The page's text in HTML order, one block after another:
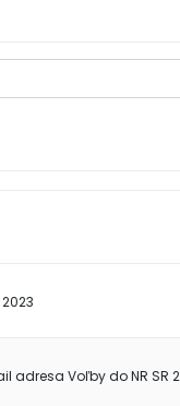
adresa Voľby do NR SR